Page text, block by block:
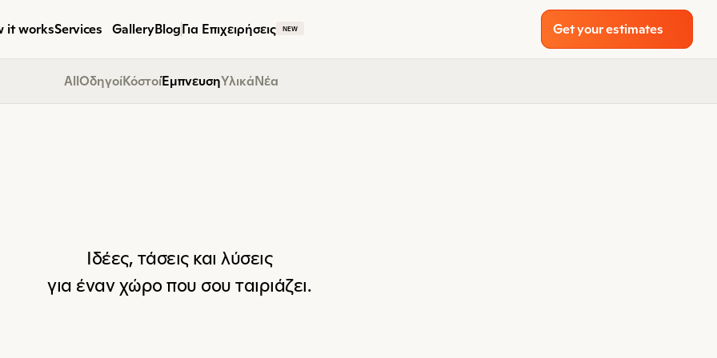
it worksServices GalleryBlogΓια Επιχειρήσεις NEW Get your estimates
AllΟδηγοίΚόστοιΈμπνευσηΥλικάΝέα
Ιδέες, τάσεις και λύσεις
για έναν χώρο που σου ταιριάζει.